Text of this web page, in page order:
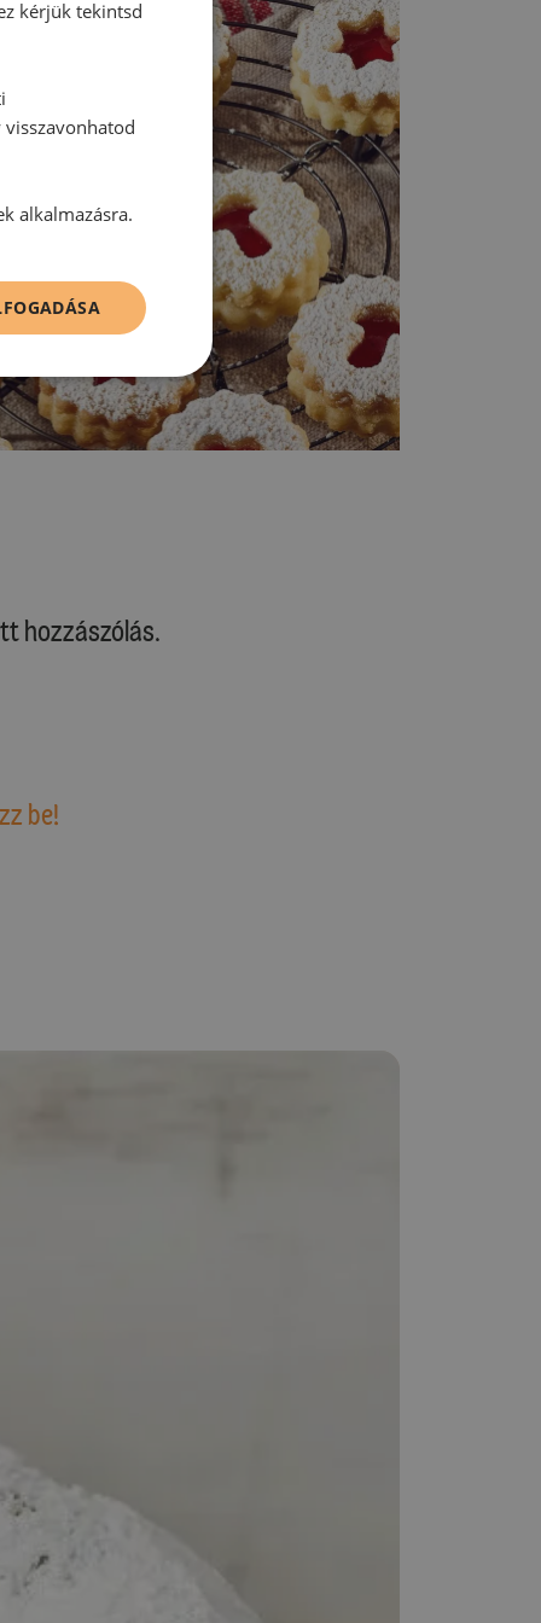
hozzászólás.
be!
kérjük tekintsd
alkalmazásra.